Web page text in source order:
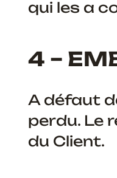
qui les a
4 –
A défaut
perdu. Le
du Client.